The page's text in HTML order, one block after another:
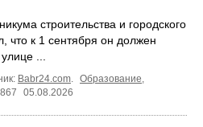
строительства и городского
что к 1 сентября он должен
...
Babr24.com Образование
05.08.2026